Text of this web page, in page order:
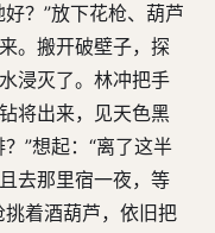
？”放下花枪、葫芦
。搬开破壁子，探
浸灭了。林冲把手
将出来，见天色黑
”想起：“离了这半
去那里宿一夜，等
着酒葫芦，依旧把